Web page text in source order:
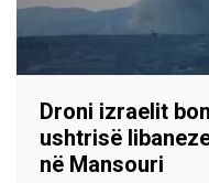
Droni izraelit
ushtrisë
në Mansouri